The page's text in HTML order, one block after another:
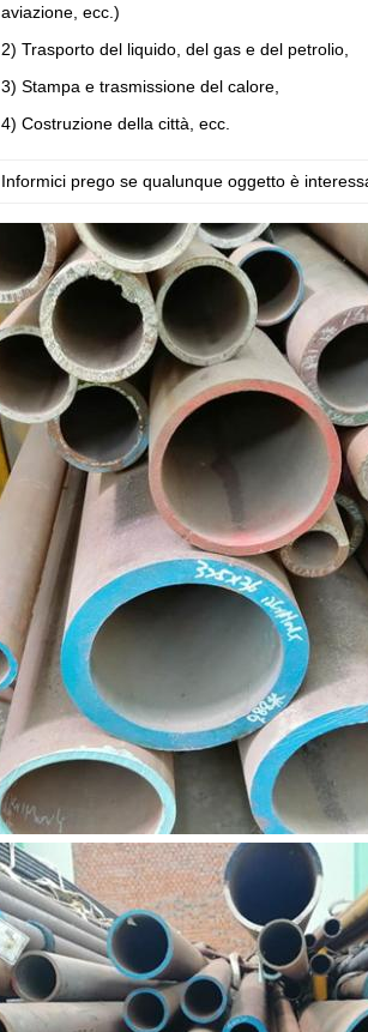
aviazione, ecc.)
2) Trasporto del liquido, del gas e del petrolio,
3) Stampa e trasmissione del calore,
4) Costruzione della città, ecc.
Informici prego se qualunque oggetto è